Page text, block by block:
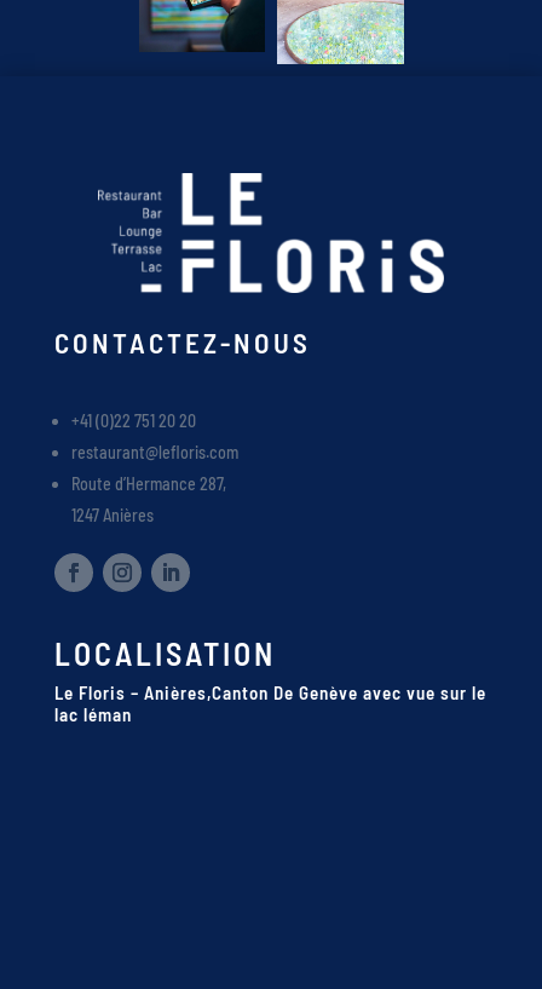
CONTACTEZ-NOUS
+41 (0)22 751 20 20
restaurant@lefloris.com
Route d’Hermance 287,
1247 Anières
LOCALISATION
Le Floris – Anières,Canton De Genève avec vue sur le
lac léman